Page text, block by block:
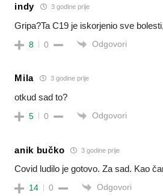
indy 3 godine prije
Gripa?Ta C19 je iskorjenio sve
8 0 Odgovori
Mila 3 godine prije
otkud sad to?
5 0 Odgovori
anik bučko 3 godine prije
Covid ludilo je gotovo. Za sad. Kao
14 0 Odgovori